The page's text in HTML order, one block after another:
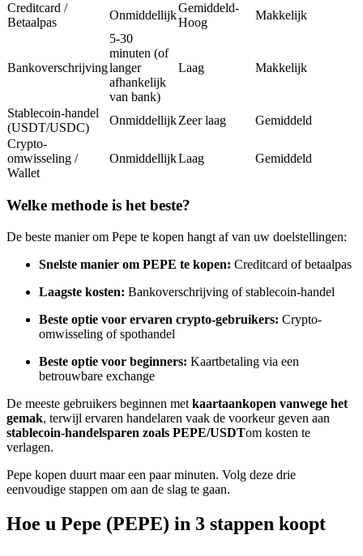
Kopiëren Handel
Sluit je aan bij top traders
Word een Copy Trader
Geniet van winstdeling en copy trading commissies
Informatie
Creditcard /
Betaalpas
Onmiddellijk
Gemiddeld-
Hoog
Makkelijk
Bankoverschrijving
5-30
minuten (of
langer
afhankelijk
van bank)
Laag Makkelijk
Stablecoin-handel
(USDT/USDC)
OnmiddellijkZeer laag
Gemiddeld
Crypto-
omwisseling /
Wallet
OnmiddellijkLaag Gemiddeld
Welke methode is het beste?
De beste manier om Pepe te kopen hangt af van uw doelstellingen:
Snelste manier om PEPE te kopen: Creditcard of betaalpas
Laagste kosten: Bankoverschrijving of stablecoin-handel
Beste optie voor ervaren crypto-gebruikers: Crypto-
omwisseling of spothandel
Beste optie voor beginners: Kaartbetaling via een
betrouwbare exchange
De meeste gebruikers beginnen met kaartaankopen vanwege het
gemak, terwijl ervaren handelaren vaak de voorkeur geven aan
stablecoin-handelsparen zoals PEPE/USDTom kosten te
verlagen.
Pepe kopen duurt maar een paar minuten. Volg deze drie
eenvoudige stappen om aan de slag te gaan.
Hoe u Pepe (PEPE) in 3 stappen koopt